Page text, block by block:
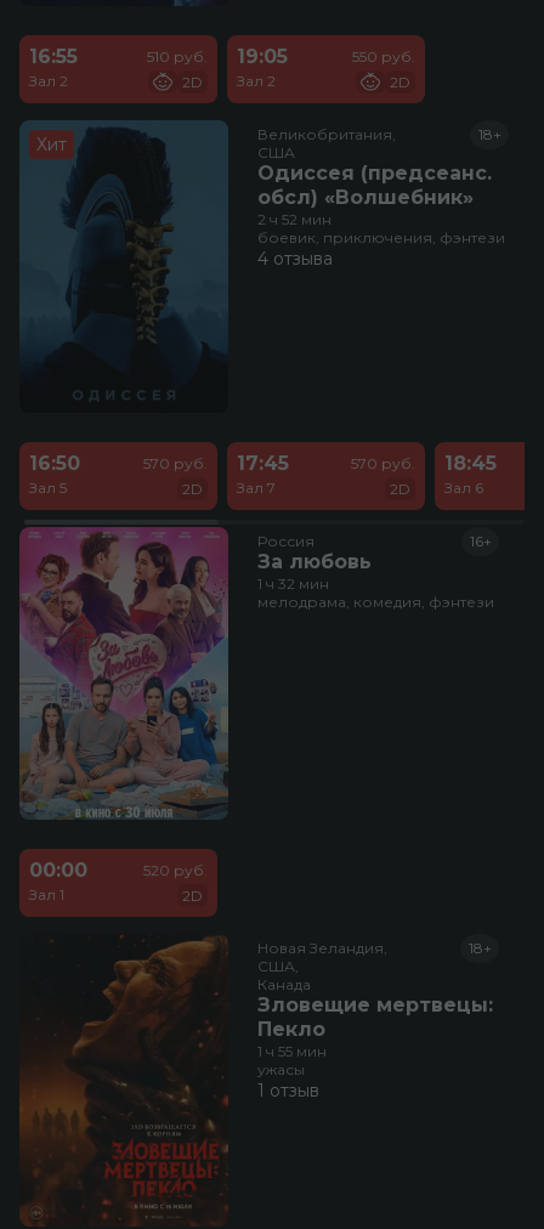
16:55
Зал 2
510 руб.
2D
19:05
Зал 2
550 руб.
2D
Хит
Великобритания,
США
Одиссея (предсеанс.
обсл) «Волшебник»
18+
2 ч 52 мин
боевик, приключения, фэнтези
4 отзыва
16:50
Зал 5
570 руб.
2D
17:45
Зал 7
570 руб.
2D
18:45
Зал 6
Россия
За любовь
16+
1 ч 32 мин
мелодрама, комедия, фэнтези
00:00
Зал 1
520 руб.
2D
Новая Зеландия,
США,
Канада
Зловещие мертвецы:
Пекло
18+
1 ч 55 мин
ужасы
1 отзыв